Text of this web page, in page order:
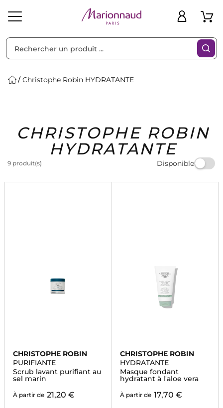
Solaire Homme Marques Idées
Cadeaux
Bons
Plans
Christophe Robin HYDRATANTE
CHRISTOPHE ROBIN
HYDRATANTE
9 produit(s) Disponible
Filtres
CHRISTOPHE ROBIN
PURIFIANTE
Scrub lavant purifiant au
sel marin
À partir de 21,20 €
CHRISTOPHE ROBIN
HYDRATANTE
Masque fondant
hydratant à l'aloe vera
À partir de 17,70 €